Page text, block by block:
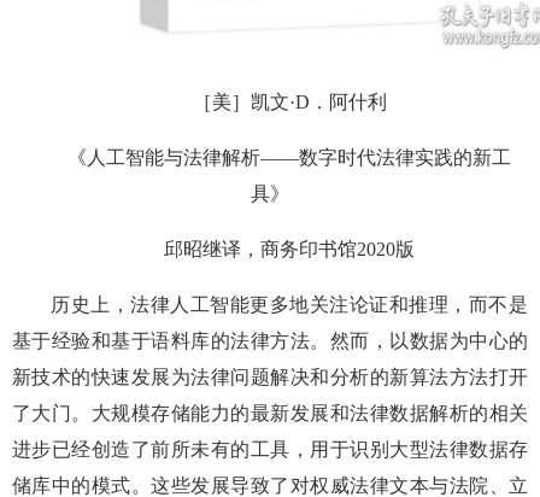
［美］凯文·D．阿什利
《人工智能与法律解析——数字时代法律实践的新工
具》
邱昭继译，商务印书馆2020版
历史上，法律人工智能更多地关注论证和推理，而不是
基于经验和基于语料库的法律方法。然而，以数据为中心的
新技术的快速发展为法律问题解决和分析的新算法方法打开
了大门。大规模存储能力的最新发展和法律数据解析的相关
进步已经创造了前所未有的工具，用于识别大型法律数据存
储库中的模式。这些发展导致了对权威法律文本与法院、立